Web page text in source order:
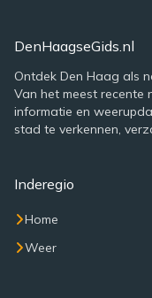
DenHaagseGids.nl
Ontdek Den Haag als
Van het meest
informatie en
stad te verkennen,
Inderegio
Home
Weer